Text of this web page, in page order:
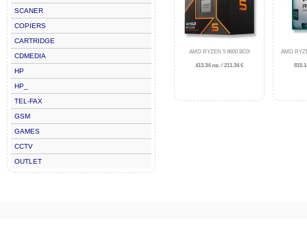
SCANER
COPIERS
CARTRIDGE
CDMEDIA
HP
HP_
TEL-FAX
GSM
GAMES
CCTV
OUTLET
AMD RYZEN 5 9600 BOX
413.34 лв. / 211.34 €
AMD